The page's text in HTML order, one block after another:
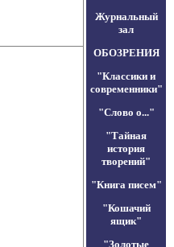
Журнальный
зал
ОБОЗРЕНИЯ
"Классики и
современники"
"Слово о..."
"Тайная
история
творений"
"Книга писем"
"Кошачий
ящик"
"Золотые